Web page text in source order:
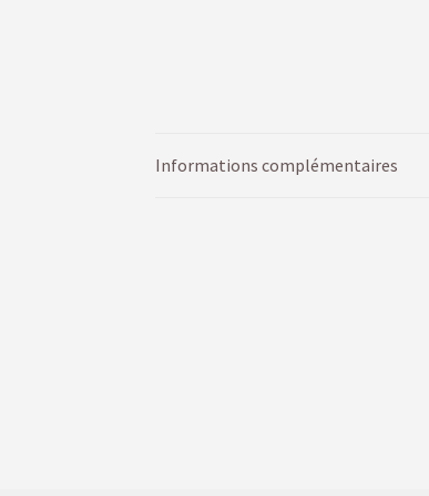
Informations complémentaires